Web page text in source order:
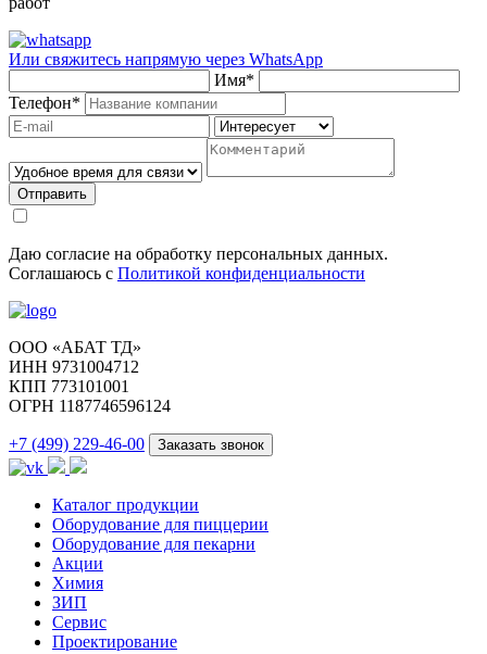
Или свяжитесь напрямую через WhatsApp
Имя*
Телефон*
Отправить
Даю согласие на обработку персональных данных.
Соглашаюсь с Политикой конфиденциальности
ООО «АБАТ ТД»
ИНН 9731004712
КПП 773101001
ОГРН 1187746596124
+7 (499) 229-46-00 Заказать звонок
Каталог продукции
Оборудование для пиццерии
Оборудование для пекарни
Акции
Химия
ЗИП
Сервис
Проектирование